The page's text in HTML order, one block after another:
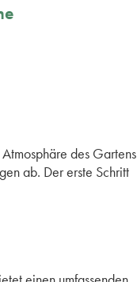
des Gartens
ab. Der erste Schritt